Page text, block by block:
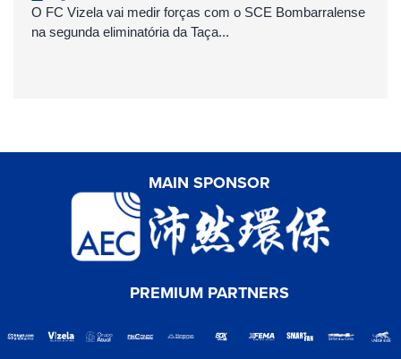
O FC Vizela vai medir forças com o SCE Bombarralense
na segunda eliminatória da Taça...
MAIN SPONSOR
PREMIUM PARTNERS